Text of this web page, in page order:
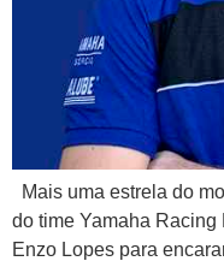
Mais uma estrela do
do time Yamaha
Enzo Lopes para